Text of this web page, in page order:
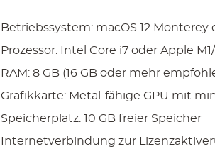
Betriebssystem: macOS 12 Monterey
Prozessor: Intel Core i7 oder Apple
RAM: 8 GB (16 GB oder mehr
Grafikkarte: Metal-fähige GPU mit
Speicherplatz: 10 GB freier Speicher
Internetverbindung zur